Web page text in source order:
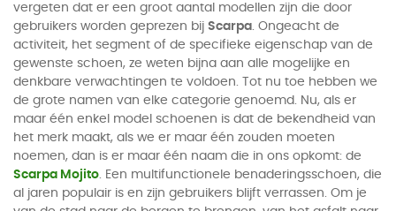
vergeten dat er een groot aantal modellen zijn die door
gebruikers worden geprezen bij Scarpa . Ongeacht de
activiteit, het segment of de specifieke eigenschap van de
gewenste schoen, ze weten bijna aan alle mogelijke en
denkbare verwachtingen te voldoen. Tot nu toe hebben we
de grote namen van elke categorie genoemd. Nu, als er
maar één enkel model schoenen is dat de bekendheid van
het merk maakt, als we er maar één zouden moeten
noemen, dan is er maar één naam die in ons opkomt: de
Scarpa Mojito . Een multifunctionele benaderingsschoen, die
al jaren populair is en zijn gebruikers blijft verrassen. Om je